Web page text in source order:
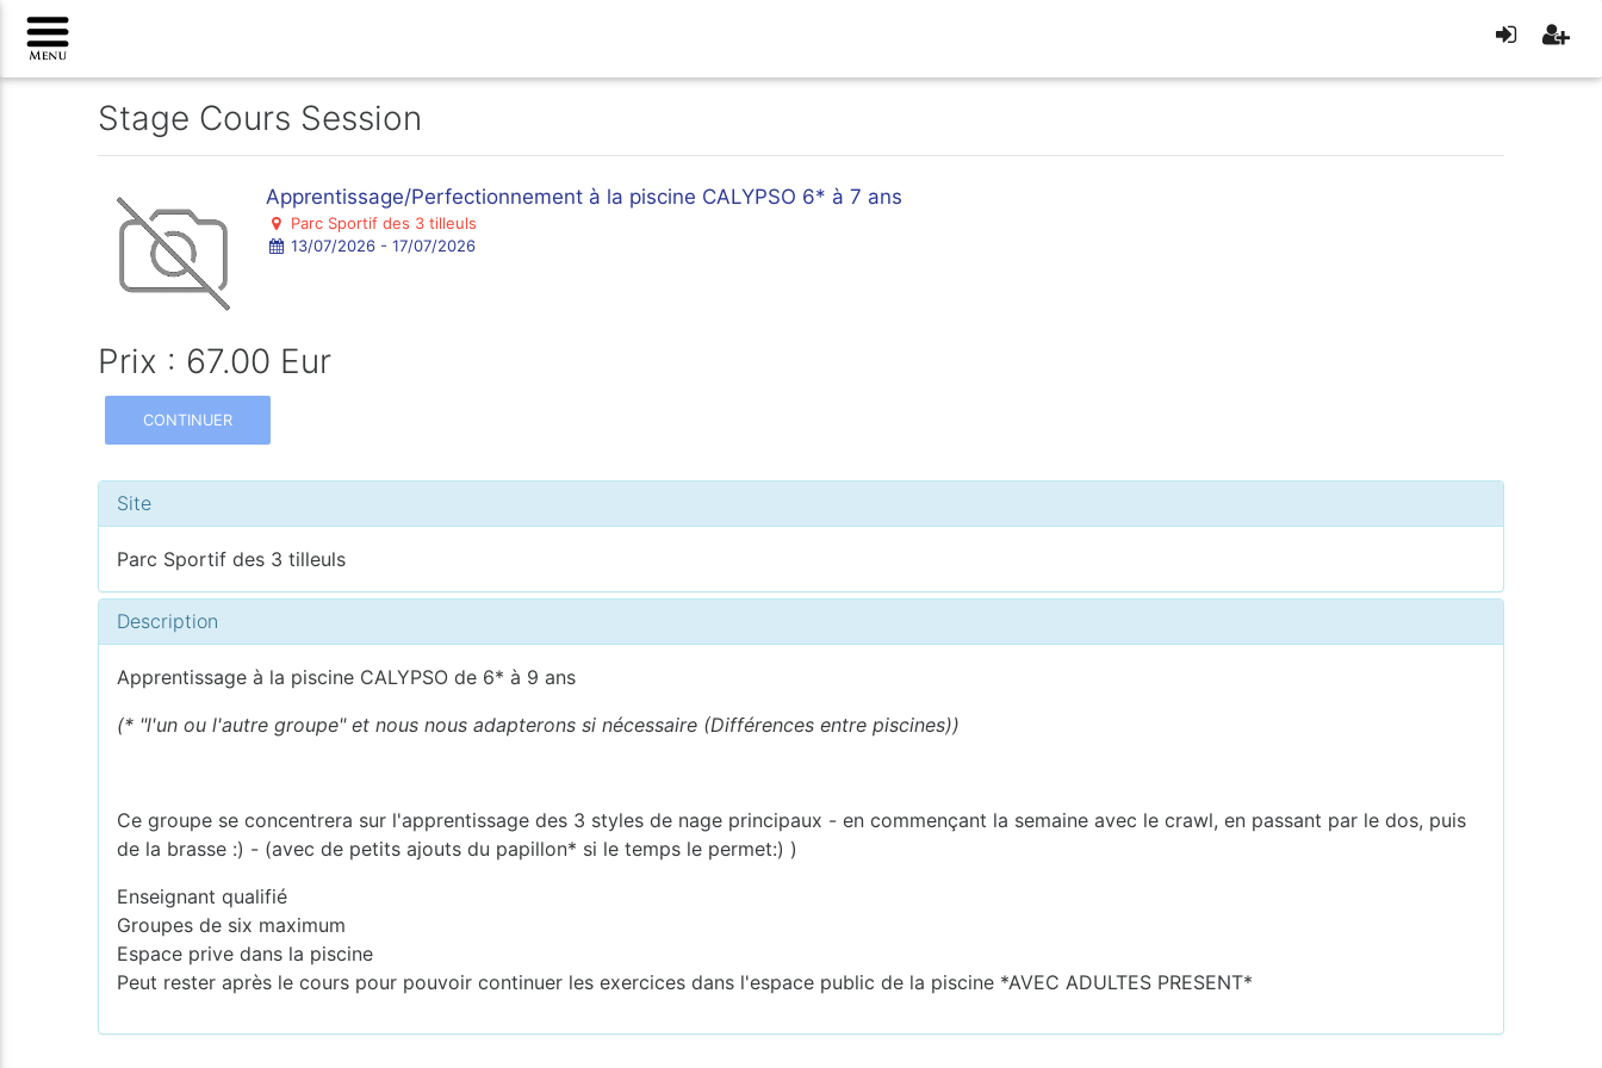
Stage Cours Session
Apprentissage/Perfectionnement à la piscine CALYPSO 6* à 7 ans
Parc Sportif des 3 tilleuls
13/07/2026 - 17/07/2026
Prix : 67.00 Eur
CONTINUER
Site
Parc Sportif des 3 tilleuls
Description
Apprentissage à la piscine CALYPSO de 6* à 9 ans
(* "l'un ou l'autre groupe" et nous nous adapterons si nécessaire (Différences entre piscines))
Ce groupe se concentrera sur l'apprentissage des 3 styles de nage principaux - en commençant la semaine avec le crawl, en passant par le dos, puis
de la brasse :) - (avec de petits ajouts du papillon* si le temps le permet:) )
Enseignant qualifié
Groupes de six maximum
Espace prive dans la piscine
Peut rester après le cours pour pouvoir continuer les exercices dans l'espace public de la piscine *AVEC ADULTES PRESENT*